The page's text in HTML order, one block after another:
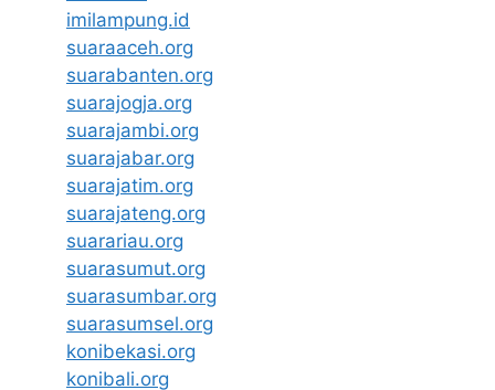
imilampung.id
suaraaceh.org
suarabanten.org
suarajogja.org
suarajambi.org
suarajabar.org
suarajatim.org
suarajateng.org
suarariau.org
suarasumut.org
suarasumbar.org
suarasumsel.org
konibekasi.org
konibali.org